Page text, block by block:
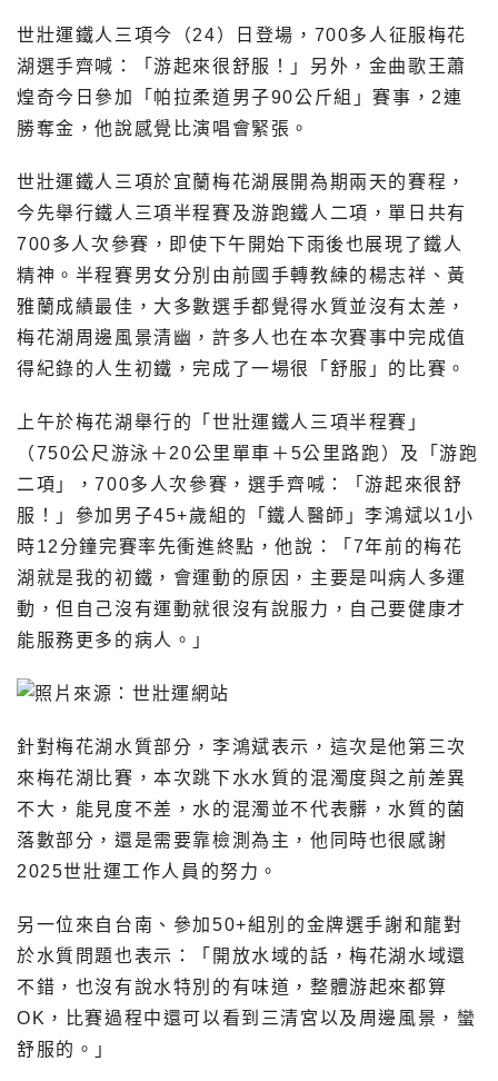
世壯運鐵人三項今（24）日登場，700多人征服梅花
湖選手齊喊：「游起來很舒服！」另外，金曲歌王蕭
煌奇今日參加「帕拉柔道男子90公斤組」賽事，2連
勝奪金，他說感覺比演唱會緊張。
世壯運鐵人三項於宜蘭梅花湖展開為期兩天的賽程，
今先舉行鐵人三項半程賽及游跑鐵人二項，單日共有
700多人次參賽，即使下午開始下雨後也展現了鐵人
精神。半程賽男女分別由前國手轉教練的楊志祥、黃
雅蘭成績最佳，大多數選手都覺得水質並沒有太差，
梅花湖周邊風景清幽，許多人也在本次賽事中完成值
得紀錄的人生初鐵，完成了一場很「舒服」的比賽。
上午於梅花湖舉行的「世壯運鐵人三項半程賽」
（750公尺游泳＋20公里單車＋5公里路跑）及「游跑
二項」，700多人次參賽，選手齊喊：「游起來很舒
服！」參加男子45+歲組的「鐵人醫師」李鴻斌以1小
時12分鐘完賽率先衝進終點，他說：「7年前的梅花
湖就是我的初鐵，會運動的原因，主要是叫病人多運
動，但自己沒有運動就很沒有說服力，自己要健康才
能服務更多的病人。」
針對梅花湖水質部分，李鴻斌表示，這次是他第三次
來梅花湖比賽，本次跳下水水質的混濁度與之前差異
不大，能見度不差，水的混濁並不代表髒，水質的菌
落數部分，還是需要靠檢測為主，他同時也很感謝
2025世壯運工作人員的努力。
另一位來自台南、參加50+組別的金牌選手謝和龍對
於水質問題也表示：「開放水域的話，梅花湖水域還
不錯，也沒有說水特別的有味道，整體游起來都算
OK，比賽過程中還可以看到三清宮以及周邊風景，蠻
舒服的。」